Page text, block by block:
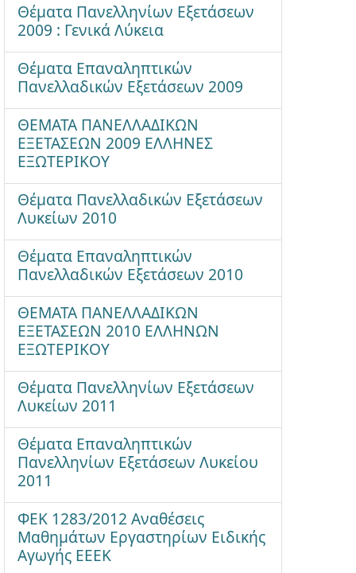
Θέματα Πανελληνίων Εξετάσεων
2009 : Γενικά Λύκεια
Θέματα Επαναληπτικών
Πανελλαδικών Εξετάσεων 2009
ΘΕΜΑΤΑ ΠΑΝΕΛΛΑΔΙΚΩΝ
ΕΞΕΤΑΣΕΩΝ 2009 ΕΛΛΗΝΕΣ
ΕΞΩΤΕΡΙΚΟΥ
Θέματα Πανελλαδικών Εξετάσεων
Λυκείων 2010
Θέματα Επαναληπτικών
Πανελλαδικών Εξετάσεων 2010
ΘΕΜΑΤΑ ΠΑΝΕΛΛΑΔΙΚΩΝ
ΕΞΕΤΑΣΕΩΝ 2010 ΕΛΛΗΝΩΝ
ΕΞΩΤΕΡΙΚΟΥ
Θέματα Πανελληνίων Εξετάσεων
Λυκείων 2011
Θέματα Επαναληπτικών
Πανελληνίων Εξετάσεων Λυκείου
2011
ΦΕΚ 1283/2012 Αναθέσεις
Μαθημάτων Εργαστηρίων Ειδικής
Αγωγής ΕΕΕΚ